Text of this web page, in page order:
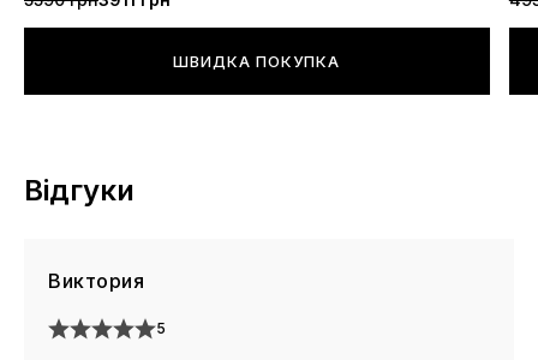
ШВИДКА ПОКУПКА
Відгуки
Виктория
5